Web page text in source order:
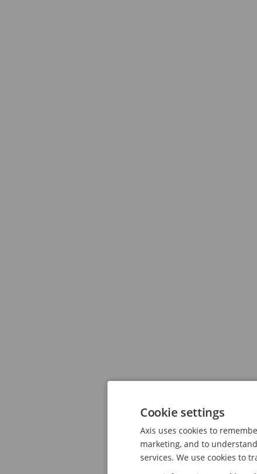
Cookie settings
Axis uses cookies to
marketing, and to
services. We use cookies to